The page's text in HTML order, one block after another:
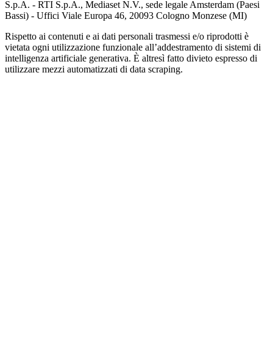
S.p.A. - RTI S.p.A., Mediaset N.V., sede legale Amsterdam (Paesi
Bassi) - Uffici Viale Europa 46, 20093 Cologno Monzese (MI)
Rispetto ai contenuti e ai dati personali trasmessi e/o riprodotti è
vietata ogni utilizzazione funzionale all’addestramento di sistemi di
intelligenza artificiale generativa. È altresì fatto divieto espresso di
utilizzare mezzi automatizzati di data scraping.